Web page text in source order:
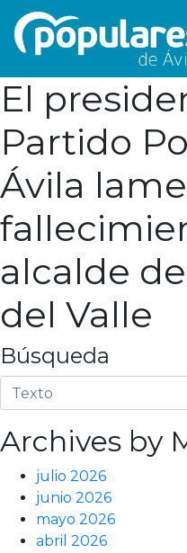
El
Partido
Ávila
alcalde
del Valle
Búsqueda
Archives by
julio 2026
junio 2026
mayo 2026
abril 2026